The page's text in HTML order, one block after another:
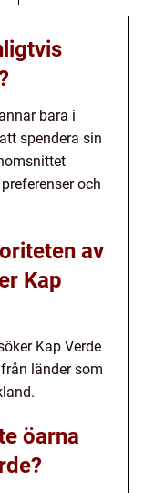
bara i
spendera sin
och
av
Kap
Kap Verde
länder som
öarna